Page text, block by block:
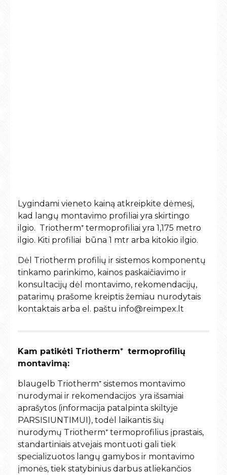
Lygindami vieneto kainą atkreipkite dėmesį,
kad langų montavimo profiliai yra skirtingo
ilgio. Triotherm⁺ termoprofiliai yra 1,175 metro
ilgio. Kiti profiliai būna 1 mtr arba kitokio ilgio.
Dėl Triotherm profilių ir sistemos komponentų
tinkamo parinkimo, kainos paskaičiavimo ir
konsultacijų dėl montavimo, rekomendacijų,
patarimų prašome kreiptis žemiau nurodytais
kontaktais arba el. paštu info@reimpex.lt
Kam patikėti Triotherm⁺ termoprofilių
montavimą:
blaugelb Triotherm⁺ sistemos montavimo
nurodymai ir rekomendacijos yra išsamiai
aprašytos (informacija patalpinta skiltyje
PARSISIUNTIMUI), todėl laikantis šių
nurodymų Triotherm⁺ termoprofilius įprastais,
standartiniais atvejais montuoti gali tiek
specializuotos langų gamybos ir montavimo
įmonės, tiek statybinius darbus atliekančios